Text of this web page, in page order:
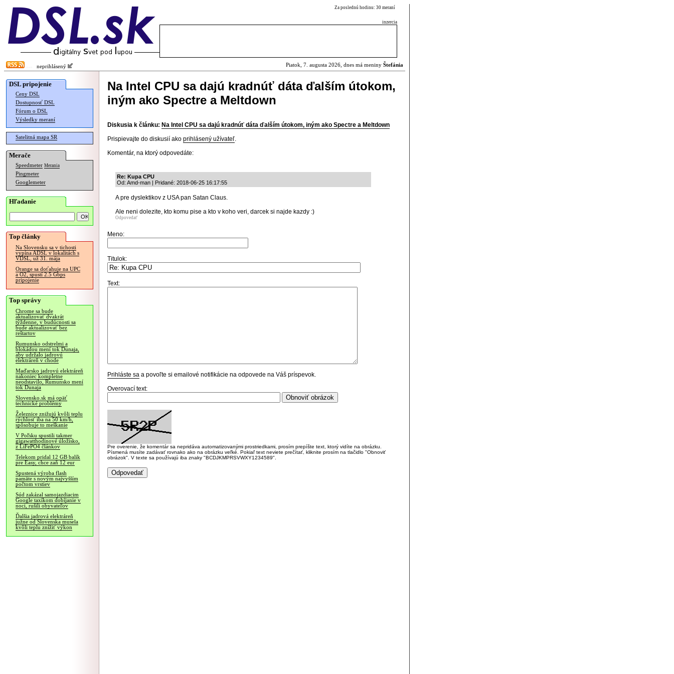
Za poslednú hodinu: 30 meraní
inzercia
neprihlásený Piatok, 7. augusta 2026, dnes má meniny Štefánia
DSL pripojenie
Ceny DSL
Dostupnosť DSL
Fórum o DSL
Výsledky meraní
Satelitná mapa SR
Merače
Speedmeter Merania
Pingmeter
Googlemeter
Hľadanie
Top články
Na Slovensku sa v tichosti
vypína ADSL v lokalitách s
VDSL, už 31. mája
Orange sa doťahuje na UPC
a O2, spustí 2.5 Gbps
pripojenie
Top správy
Chrome sa bude
aktualizovať dvakrát
týždenne, v budúcnosti sa
bude aktualizovať bez
reštartov
Rumunsko odstrelmi a
blokádou mení tok Dunaja,
aby udržalo jadrovú
elektráreň v chode
Maďarsko jadrovú elektráreň
nakoniec kompletne
neodstavilo, Rumunsko mení
tok Dunaja
Slovensko.sk má opäť
technické problémy
Železnice znižujú kvôli teplu
rýchlosť iba na 50 km/h,
spôsobuje to meškanie
V Poľsku spustili takmer
gigawatthodinové úložisko,
z LiFePO4 článkov
Telekom pridal 12 GB balík
pre Easy, chce zaň 12 eur
Spustená výroba flash
pamäte s novým najvyšším
počtom vrstiev
Súd zakázal samojazdiacim
Google taxíkom dobíjanie v
noci, rušili obyvateľov
Ďalšia jadrová elektráreň
južne od Slovenska musela
kvôli teplu znížiť výkon
Na Intel CPU sa dajú kradnúť dáta ďalším útokom,
iným ako Spectre a Meltdown
Diskusia k článku: Na Intel CPU sa dajú kradnúť dáta ďalším útokom, iným ako Spectre a Meltdown
Prispievajte do diskusií ako prihlásený užívateľ.
Komentár, na ktorý odpovedáte:
Re: Kupa CPU
Od: Amd-man | Pridané: 2018-06-25 16:17:55
A pre dyslektikov z USA pan Satan Claus.
Ale neni dolezite, kto komu pise a kto v koho veri, darcek si najde kazdy :)
Odpovedať
Meno:
Titulok:
Text:
Prihláste sa a povoľte si emailové notifikácie na odpovede na Váš príspevok.
Overovací text:
Pre overenie, že komentár sa nepridáva automatizovanými prostriedkami, prosím prepíšte text, ktorý vidíte na obrázku.
Písmená musíte zadávať rovnako ako na obrázku veľké. Pokiaľ text neviete prečítať, kliknite prosím na tlačidlo "Obnoviť
obrázok". V texte sa používajú iba znaky "BCDJKMPRSVWXY1234589".